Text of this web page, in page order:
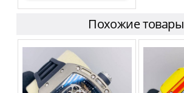
Похожие товары